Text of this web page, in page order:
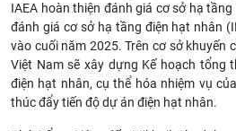
IAEA hoàn thiện đánh giá cơ sở hạ
đánh giá cơ sở hạ tầng điện hạt nhân
vào cuối năm 2025. Trên cơ sở khuyến
Việt Nam sẽ xây dựng Kế hoạch tổng
điện hạt nhân, cụ thể hóa nhiệm vụ
thúc đẩy tiến độ dự án điện hạt nhân.